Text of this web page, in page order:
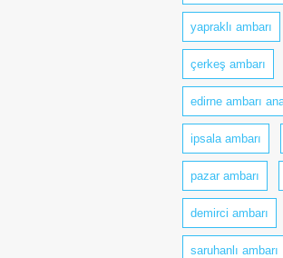
yapraklı ambarı
çerkeş ambarı
edirne ambarı
ipsala ambarı
pazar ambarı
demirci ambarı
saruhanlı ambarı